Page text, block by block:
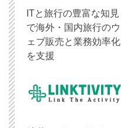
ITと旅行の豊富な知見
で海外・国内旅行のウ
ェブ販売と業務効率化
を支援